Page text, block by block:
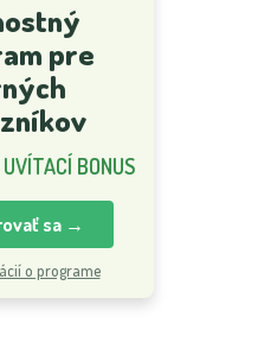
pre
BONUS
sa →
o programe